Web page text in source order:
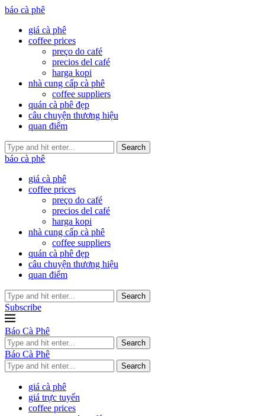
báo cà phê
giá cà phê
coffee prices
preço do café
precios del café
harga kopi
nhà cung cấp cà phê
coffee suppliers
quán cà phê đẹp
câu chuyện thương hiệu
quan điểm
Search
báo cà phê
giá cà phê
coffee prices
preço do café
precios del café
harga kopi
nhà cung cấp cà phê
coffee suppliers
quán cà phê đẹp
câu chuyện thương hiệu
quan điểm
Search
Subscribe
Báo Cà Phê
Search
Báo Cà Phê
Search
giá cà phê
giá trực tuyến
coffee prices